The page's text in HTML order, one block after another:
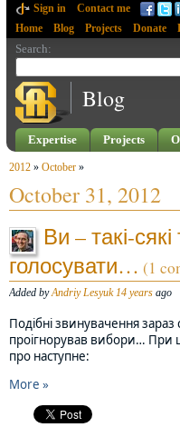
Sign in
Contact me
Home
Blog Projects Donate
Search:
Blog
Expertise Projects
2012 » October »
October 31, 2012
Ви – такі-
голосувати… (1
Added byAndriy Lesyuk 14 years ago
Подібні звинувачення зараз
проігнорував вибори… При
про наступне:
More »